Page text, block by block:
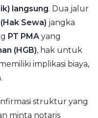
langsung. Dua jalur
Sewa) jangka
PT PMA yang
(HGB), hak untuk
implikasi biaya,
struktur yang
minta notaris